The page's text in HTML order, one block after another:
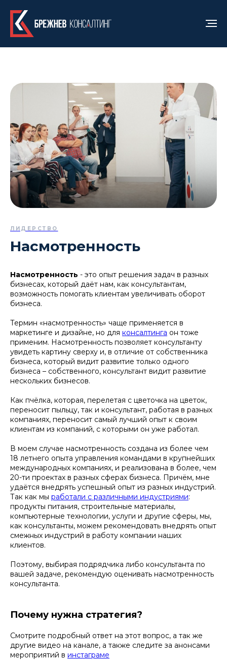
ЛИДЕРСТВО
Насмотренность
Насмотренность - это опыт решения задач в разных
бизнесах, который даёт нам, как консультантам,
возможность помогать клиентам увеличивать оборот
бизнеса.
Термин «насмотренность» чаще применяется в
маркетинге и дизайне, но для консалтинга он тоже
применим. Насмотренность позволяет консультанту
увидеть картину сверху и, в отличие от собственника
бизнеса, который видит развитие только одного
бизнеса – собственного, консультант видит развитие
нескольких бизнесов.
Как пчёлка, которая, перелетая с цветочка на цветок,
переносит пыльцу, так и консультант, работая в разных
компаниях, переносит самый лучший опыт к своим
клиентам из компаний, с которыми он уже работал.
В моем случае насмотренность создана из более чем
18 летнего опыта управления командами в крупнейших
международных компаниях, и реализована в более, чем
20-ти проектах в разных сферах бизнеса. Причём, мне
удаётся внедрять успешный опыт из разных индустрий.
Так как мы работали с различными индустриями:
продукты питания, строительные материалы,
компьютерные технологии, услуги и другие сферы, мы,
как консультанты, можем рекомендовать внедрять опыт
смежных индустрий в работу компании наших
клиентов.
Поэтому, выбирая подрядчика либо консультанта по
вашей задаче, рекомендую оценивать насмотренность
консультанта.
Почему нужна стратегия?
Смотрите подробный ответ на этот вопрос, а так же
другие видео на канале, а также следите за анонсами
мероприятий в инстаграме